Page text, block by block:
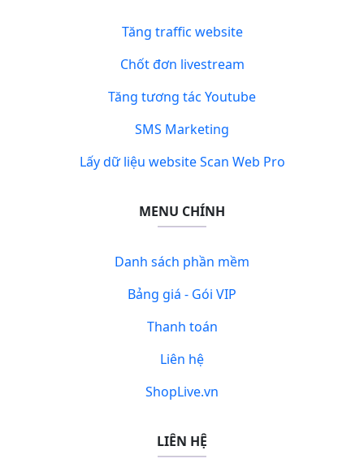
Tăng traffic website
Chốt đơn livestream
Tăng tương tác Youtube
SMS Marketing
Lấy dữ liệu website Scan Web Pro
MENU CHÍNH
Danh sách phần mềm
Bảng giá - Gói VIP
Thanh toán
Liên hệ
ShopLive.vn
LIÊN HỆ